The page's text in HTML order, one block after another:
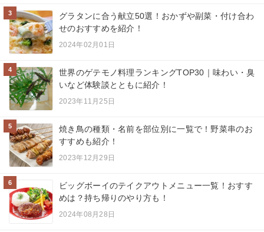
3
グラタンに合う献立50選！おかずや副菜・付け合わ
せのおすすめを紹介！
2024年02月01日
4
世界のゲテモノ料理ランキングTOP30｜味わい・臭
いなど体験談とともに紹介！
2023年11月25日
5
焼き鳥の種類・名前を部位別に一覧で！野菜串のお
すすめも紹介！
2023年12月29日
6
ビッグボーイのテイクアウトメニュー一覧！おすす
めは？持ち帰りのやり方も！
2024年08月28日